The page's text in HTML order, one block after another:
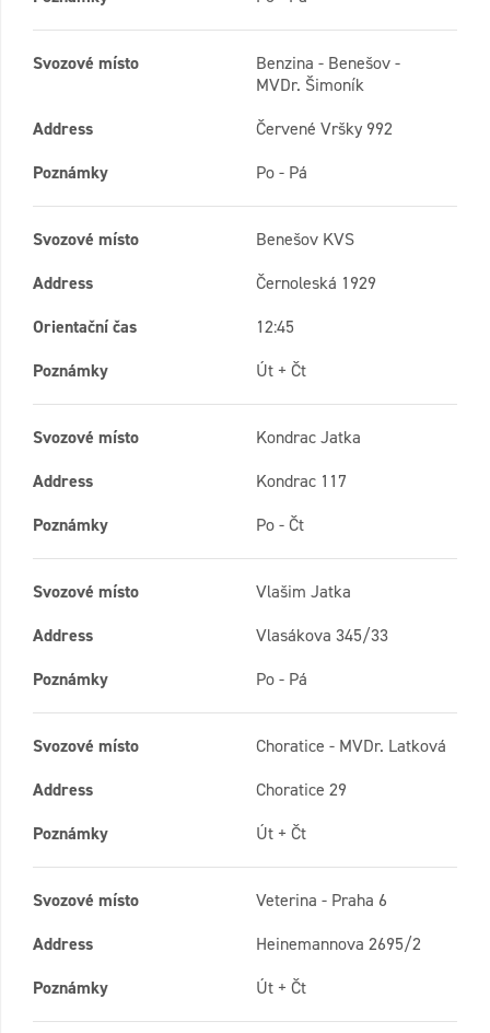
Svozové místo
Benzina - Benešov -
MVDr. Šimoník
Address
Červené Vršky 992
Poznámky
Po - Pá
Svozové místo
Benešov KVS
Address
Černoleská 1929
Orientační čas
12:45
Poznámky
Út + Čt
Svozové místo
Kondrac Jatka
Address
Kondrac 117
Poznámky
Po - Čt
Svozové místo
Vlašim Jatka
Address
Vlasákova 345/33
Poznámky
Po - Pá
Svozové místo
Choratice - MVDr. Latková
Address
Choratice 29
Poznámky
Út + Čt
Svozové místo
Veterina - Praha 6
Address
Heinemannova 2695/2
Poznámky
Út + Čt